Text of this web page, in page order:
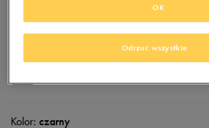
(cena bezpośrednio przed promocją)
84,49złz Vat
Kolor: czarny
Odrzuć wszystkie
OK